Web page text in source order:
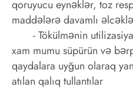
qoruyucu eynəklər, toz
maddələrə davamlı
- Tökülmənin
xam mumu süpürün və
qaydalara uyğun olaraq
atılan qalıq tullantılar